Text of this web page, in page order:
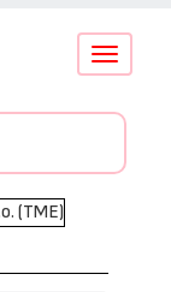
Conmutar